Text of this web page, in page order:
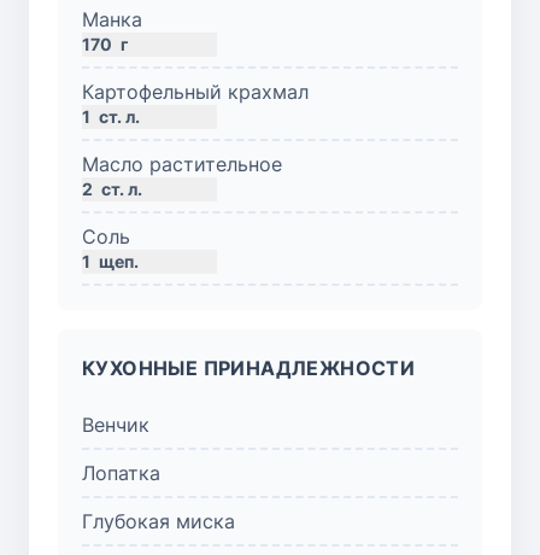
Манка
170 г
Картофельный крахмал
1 ст. л.
Масло растительное
2 ст. л.
Соль
1 щеп.
КУХОННЫЕ ПРИНАДЛЕЖНОСТИ
Венчик
Лопатка
Глубокая миска